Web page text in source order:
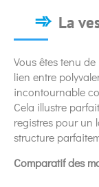
La
Vous êtes tenu
lien entre
incontournable
Cela illustre
registres pour un
structure
Comparatif des